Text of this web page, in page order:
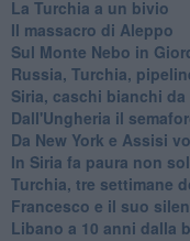
La Turchia a un bivio
Il massacro di Aleppo
Sul Monte Nebo in
Russia, Turchia,
Siria, caschi bianchi da
Dall'Ungheria il
Da New York e Assisi
In Siria fa paura non
Turchia, tre settimane
Francesco e il suo
Libano a 10 anni dalla